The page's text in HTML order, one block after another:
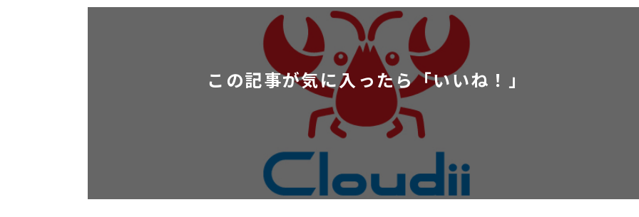
この記事が気に入ったら「いいね！」